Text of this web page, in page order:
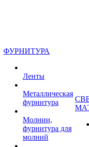
ФУРНИТУРА
Ленты
Металлическая
фурнитура
Молнии,
фурнитура для
молний